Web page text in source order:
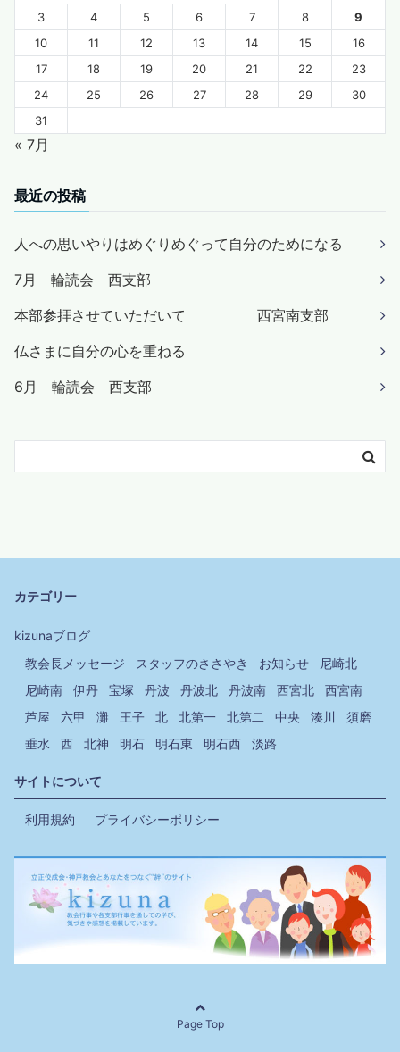
3
4 5 6 7 8
9
10
11 12 13 14 15
16
17
18 19 20 21 22
23
24
25 26 27 28 29
30
31
« 7月
最近の投稿
人への思いやりはめぐりめぐって自分のためになる
7月 輪読会 西支部
本部参拝させていただいて 西宮南支部
仏さまに自分の心を重ねる
6月 輪読会 西支部
カテゴリー
kizunaブログ
教会長メッセージ
スタッフのささやき お知らせ
尼崎北
尼崎南
伊丹 宝塚 丹波 丹波北 丹波南 西宮北
西宮南
芦屋
六甲 灘 王子 北 北第一 北第二 中央 湊川
須磨
垂水
西 北神 明石 明石東 明石西 淡路
サイトについて
利用規約 プライバシーポリシー
Page Top